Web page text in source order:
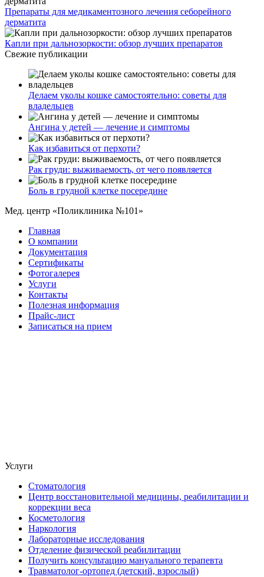
Препараты для медикаментозного лечения себорейного
дерматита
Капли при дальнозоркости: обзор лучших препаратов
Свежие публикации
Делаем уколы кошке самостоятельно: советы для
владельцев
Ангина у детей — лечение и симптомы
Как избавиться от перхоти?
Рак груди: выживаемость, от чего появляется
Боль в грудной клетке посередине
Мед. центр «Поликлиника №101»
Главная
О компании
Документация
Сертификаты
Фотогалерея
Услуги
Контакты
Полезная информация
Прайс-лист
Записаться на прием
Услуги
Стоматология
Центр восстановительной медицины, реабилитации и
коррекции веса
Косметология
Наркология
Лабораторные исследования
Отделение физической реабилитации
Получить консультацию мануального терапевта
Травматолог-ортопед (детский, взрослый)